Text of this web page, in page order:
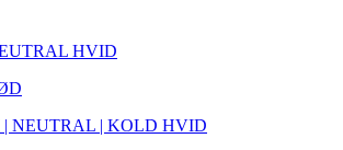
HVID
| NEUTRAL | KOLD HVID